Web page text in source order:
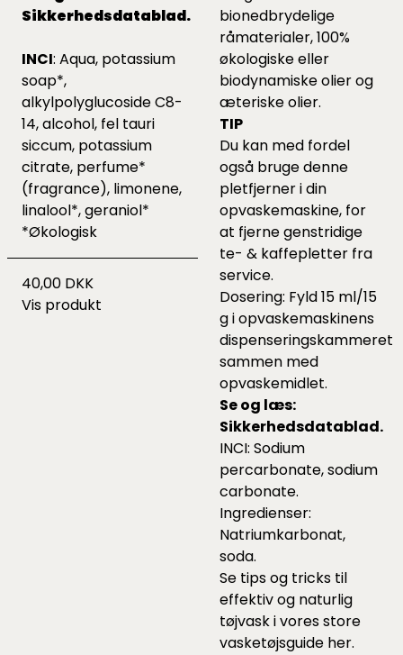
Sikkerhedsdatablad.
INCI: Aqua, potassium
soap*,
alkylpolyglucoside C8-
14, alcohol, fel tauri
siccum, potassium
citrate, perfume*
(fragrance), limonene,
linalool*, geraniol*
*Økologisk
40,00 DKK
Vis produkt
bionedbrydelige
råmaterialer, 100%
økologiske eller
biodynamiske olier og
æteriske olier.
TIP
Du kan med fordel
også bruge denne
pletfjerner i din
opvaskemaskine, for
at fjerne genstridige
te- & kaffepletter fra
service.
Dosering: Fyld 15 ml/15
g i opvaskemaskinens
dispenseringskammeret
sammen med
opvaskemidlet.
Se og læs:
Sikkerhedsdatablad.
INCI: Sodium
percarbonate, sodium
carbonate.
Ingredienser:
Natriumkarbonat,
soda.
Se tips og tricks til
effektiv og naturlig
tøjvask i vores store
vasketøjsguide her.